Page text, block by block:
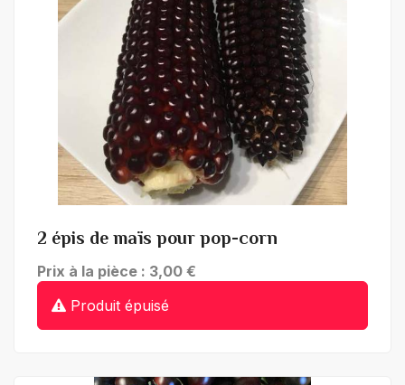
2 épis de maïs pour pop-corn
Prix à la pièce : 3,00 €
Produit épuisé
+ de détails